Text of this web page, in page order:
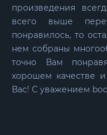
произведения
всего выше
понравилось, то
нем собраны
точно Вам
хорошем качестве
Вас! С уважением